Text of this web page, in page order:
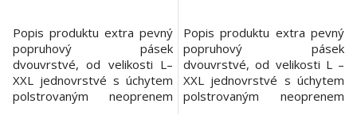
Popis produktu extra pevný
popruhový pásek
dvouvrstvé, od velikosti L–
XXL jednovrstvé s úchytem
polstrovaným neoprenem
Popis produktu extra pevný
popruhový pásek
dvouvrstvé, od velikosti L –
XXL jednovrstvé s úchytem
polstrovaným neoprenem